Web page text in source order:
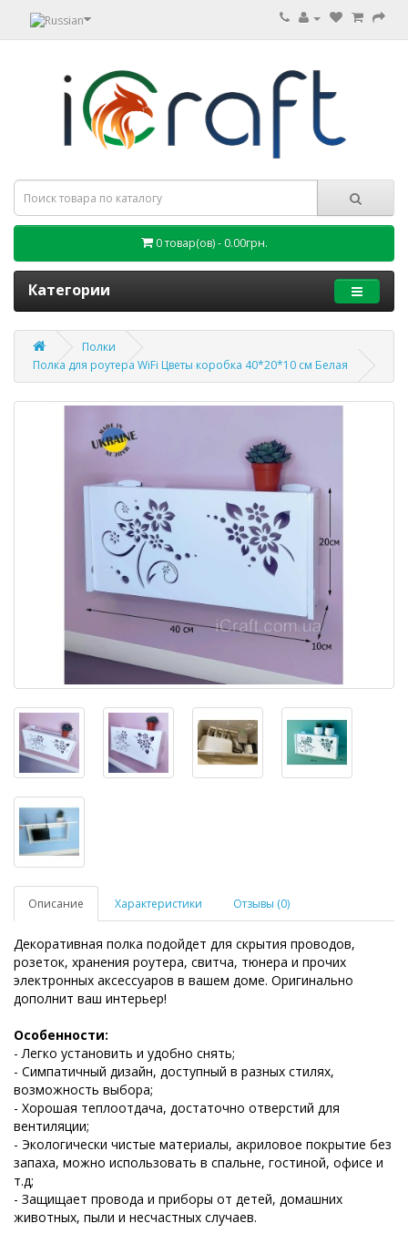
0 товар(ов) - 0.00грн.
Категории
Полки
Полка для роутера WiFi Цветы коробка 40*20*10 см Белая
Описание Характеристики Отзывы (0)
Декоративная полка подойдет для скрытия проводов,
розеток, хранения роутера, свитча, тюнера и прочих
электронных аксессуаров в вашем доме. Оригинально
дополнит ваш интерьер!
Особенности:
- Легко установить и удобно снять;
- Симпатичный дизайн, доступный в разных стилях,
возможность выбора;
- Хорошая теплоотдача, достаточно отверстий для
вентиляции;
- Экологически чистые материалы, акриловое покрытие без
запаха, можно использовать в спальне, гостиной, офисе и
т.д;
- Защищает провода и приборы от детей, домашних
животных, пыли и несчастных случаев.